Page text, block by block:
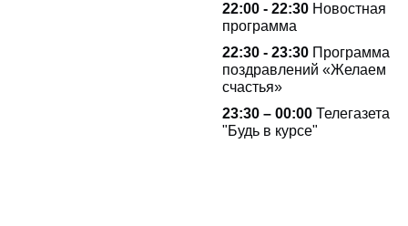
22:00 - 22:30 Новостная
программа
22:30 - 23:30 Программа
поздравлений «Желаем
счастья»
23:30 – 00:00 Телегазета
"Будь в курсе"